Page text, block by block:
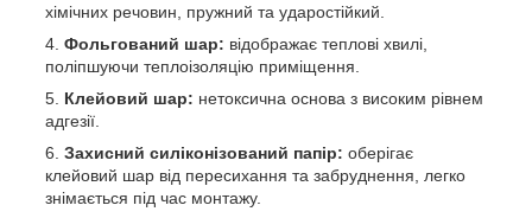
хімічних речовин, пружний та ударостійкий.
Фольгований шар: відображає теплові хвилі,
поліпшуючи теплоізоляцію приміщення.
Клейовий шар: нетоксична основа з високим рівнем
адгезії.
Захисний силіконізований папір: оберігає
клейовий шар від пересихання та забруднення, легко
знімається під час монтажу.